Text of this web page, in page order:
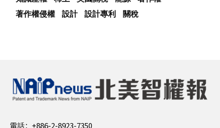
著作權侵權
設計 設計專利 關稅
電話： +886-2-8923-7350